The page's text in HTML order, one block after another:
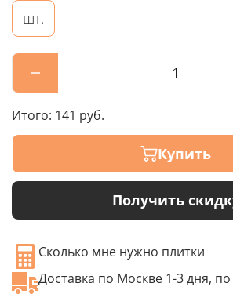
шт.
Итого: 141 руб.
Купить
Получить
Сколько мне нужно плитки
Доставка по Москве 1-3 дня,